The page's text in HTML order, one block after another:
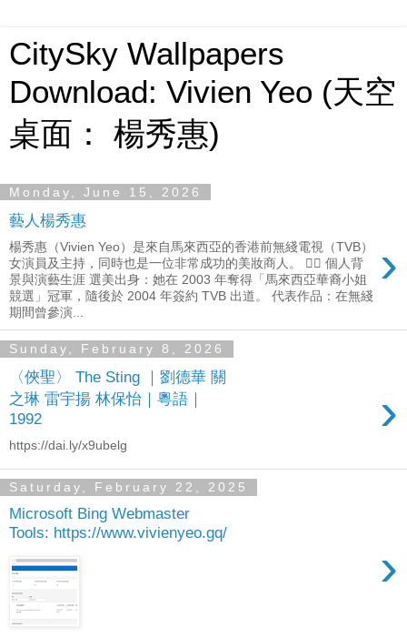
CitySky Wallpapers
Download: Vivien Yeo (天空
桌面： 楊秀惠)
Monday, June 15, 2026
藝人楊秀惠
›
楊秀惠（Vivien Yeo）是來自馬來西亞的香港前無綫電視（TVB）
女演員及主持，同時也是一位非常成功的美妝商人。 🙋‍♀️ 個人背
景與演藝生涯 選美出身：她在 2003 年奪得「馬來西亞華裔小姐
競選」冠軍，隨後於 2004 年簽約 TVB 出道。 代表作品：在無綫
期間曾參演...
Sunday, February 8, 2026
〈俠聖〉 The Sting ｜劉德華 關
之琳 雷宇揚 林保怡｜粵語｜
1992
›
https://dai.ly/x9ubelg
Saturday, February 22, 2025
Microsoft Bing Webmaster
Tools: https://www.vivienyeo.gq/
›